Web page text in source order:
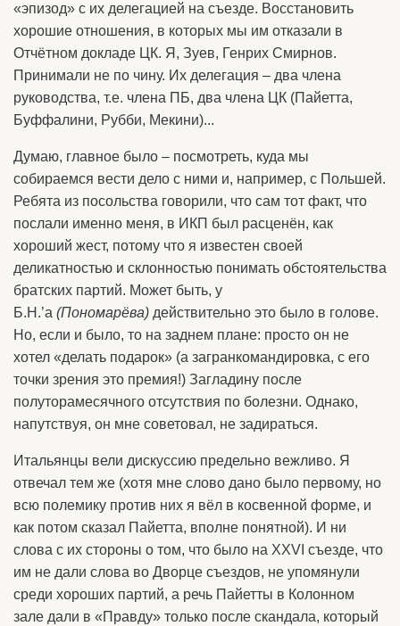
«эпизод» с их делегацией на съезде. Восстановить
хорошие отношения, в которых мы им отказали в
Отчётном докладе ЦК. Я, Зуев, Генрих Смирнов.
Принимали не по чину. Их делегация – два члена
руководства, т.е. члена ПБ, два члена ЦК (Пайетта,
Буффалини, Рубби, Мекини)...
Думаю, главное было – посмотреть, куда мы
собираемся вести дело с ними и, например, с Польшей.
Ребята из посольства говорили, что сам тот факт, что
послали именно меня, в ИКП был расценён, как
хороший жест, потому что я известен своей
деликатностью и склонностью понимать обстоятельства
братских партий. Может быть, у
Б.Н.’а (Пономарёва) действительно это было в голове.
Но, если и было, то на заднем плане: просто он не
хотел «делать подарок» (а загранкомандировка, с его
точки зрения это премия!) Загладину после
полуторамесячного отсутствия по болезни. Однако,
напутствуя, он мне советовал, не задираться.
Итальянцы вели дискуссию предельно вежливо. Я
отвечал тем же (хотя мне слово дано было первому, но
всю полемику против них я вёл в косвенной форме, и
как потом сказал Пайетта, вполне понятной). И ни
слова с их стороны о том, что было на XXVI съезде, что
им не дали слова во Дворце съездов, не упомянули
среди хороших партий, а речь Пайетты в Колонном
зале дали в «Правду» только после скандала, который